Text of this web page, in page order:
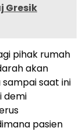
Gresik
pihak rumah
akan
saat ini
demi
pasien